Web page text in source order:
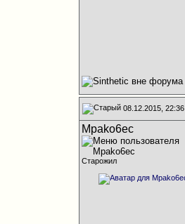
08.12.2015, 22:36
Mpako6ec
Старожил